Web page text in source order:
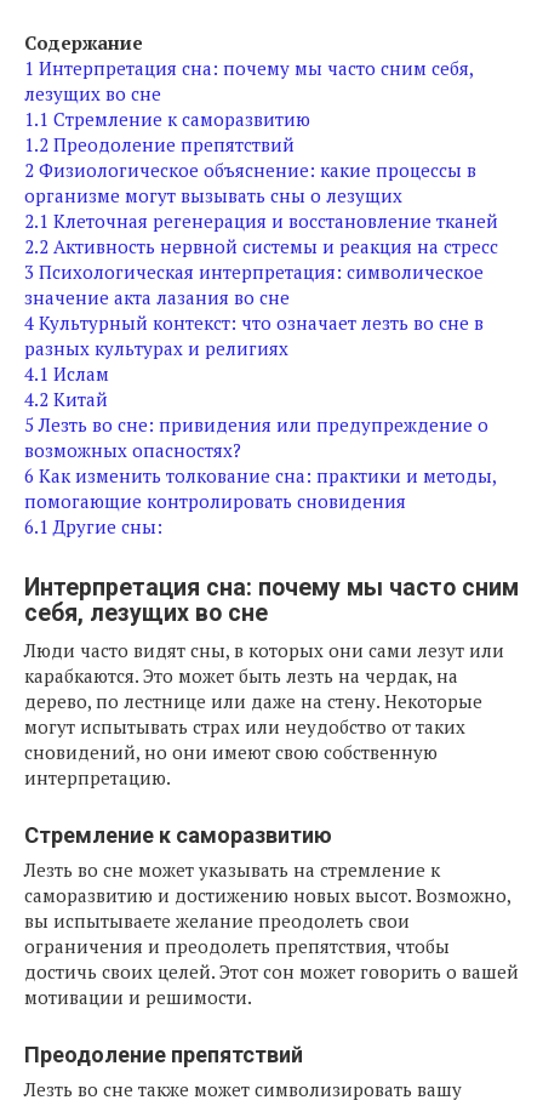
Содержание
1 Интерпретация сна: почему мы часто сним себя,
лезущих во сне
1.1 Стремление к саморазвитию
1.2 Преодоление препятствий
2 Физиологическое объяснение: какие процессы в
организме могут вызывать сны о лезущих
2.1 Клеточная регенерация и восстановление тканей
2.2 Активность нервной системы и реакция на стресс
3 Психологическая интерпретация: символическое
значение акта лазания во сне
4 Культурный контекст: что означает лезть во сне в
разных культурах и религиях
4.1 Ислам
4.2 Китай
5 Лезть во сне: привидения или предупреждение о
возможных опасностях?
6 Как изменить толкование сна: практики и методы,
помогающие контролировать сновидения
6.1 Другие сны:
Интерпретация сна: почему мы часто сним
себя, лезущих во сне
Люди часто видят сны, в которых они сами лезут или
карабкаются. Это может быть лезть на чердак, на
дерево, по лестнице или даже на стену. Некоторые
могут испытывать страх или неудобство от таких
сновидений, но они имеют свою собственную
интерпретацию.
Стремление к саморазвитию
Лезть во сне может указывать на стремление к
саморазвитию и достижению новых высот. Возможно,
вы испытываете желание преодолеть свои
ограничения и преодолеть препятствия, чтобы
достичь своих целей. Этот сон может говорить о вашей
мотивации и решимости.
Преодоление препятствий
Лезть во сне также может символизировать вашу